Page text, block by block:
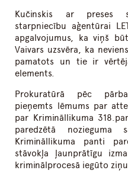
Kučinskis ar preses
starpniecību aģentūrai
apgalvojumus, ka viņš
Vaivars uzsvēra, ka
pamatots un tie ir
elements.
Prokuratūrā pēc
pieņemts lēmums par
par Krimināllikuma
paredzētā
Krimināllikuma panti
stāvokļa ļaunprātīgu
kriminālprocesā iegūto